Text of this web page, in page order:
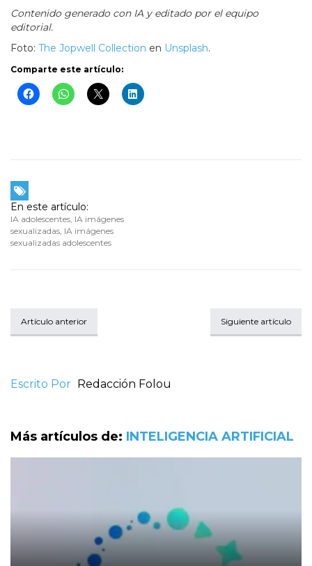
Contenido generado con IA y editado por el equipo
editorial.
Foto: The Jopwell Collection en Unsplash.
Comparte este artículo:
En este artículo:
IA adolescentes, IA imágenes
sexualizadas, IA imágenes
sexualizadas adolescentes
Artículo anterior Siguiente artículo
Escrito Por Redacción Folou
Más artículos de: INTELIGENCIA ARTIFICIAL